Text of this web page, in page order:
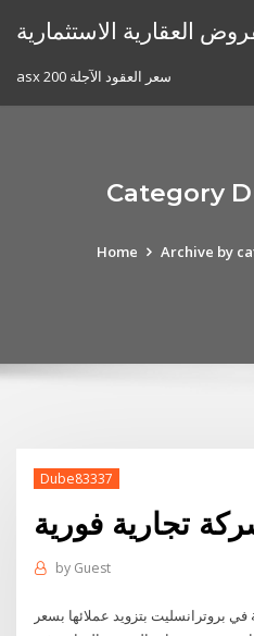
asx 200 سعر العقود الآجلة
Category
Home Archive by
Dube83337
تجارية فورية
by Guest
بروترانسليت بتزويد عملائها بسعر